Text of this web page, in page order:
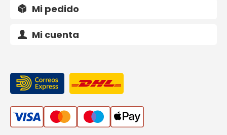
Mi pedido
Mi cuenta